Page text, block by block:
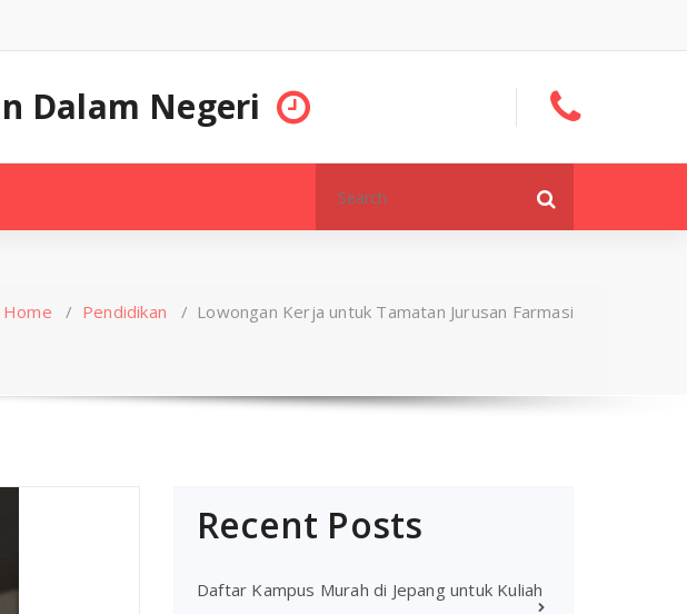
Dalam Negeri
for:
Home / Pendidikan / Lowongan Kerja untuk Tamatan Jurusan Farmasi
Recent Posts
Daftar Kampus Murah di Jepang untuk Kuliah